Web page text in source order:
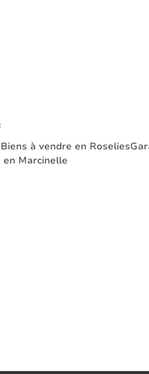
Biens à vendre en Roselies
en Marcinelle